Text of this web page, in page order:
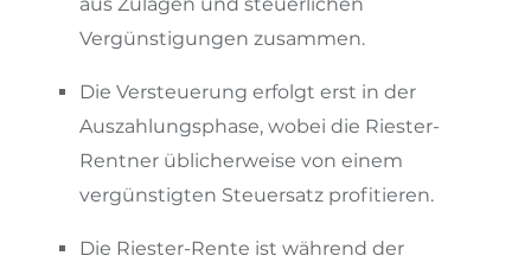
aus Zulagen und steuerlichen
Vergünstigungen zusammen.
Die Versteuerung erfolgt erst in der
Auszahlungsphase, wobei die Riester-
Rentner üblicherweise von einem
vergünstigten Steuersatz profitieren.
Die Riester-Rente ist während der